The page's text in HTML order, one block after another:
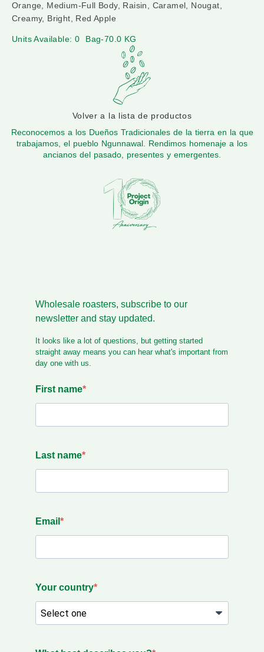
Orange, Medium-Full Body, Raisin, Caramel, Nougat,
Creamy, Bright, Red Apple
Units Available: 0 Bag-70.0 KG
Volver a la lista de productos
Reconocemos a los Dueños Tradicionales de la tierra en la que
trabajamos, el pueblo Ngunnawal. Rendimos homenaje a los
ancianos del pasado, presentes y emergentes.